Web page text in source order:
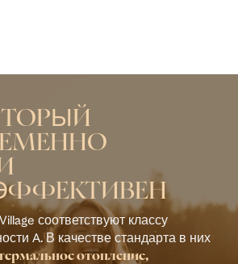
соответствуют классу
A. В качестве стандарта в них
отопление,